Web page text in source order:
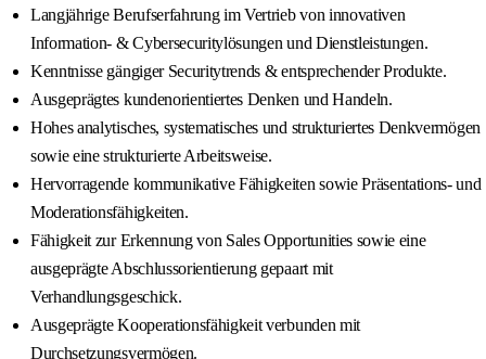
Langjährige Berufserfahrung im Vertrieb von innovativen
Information- & Cybersecuritylösungen und Dienstleistungen.
Kenntnisse gängiger Securitytrends & entsprechender Produkte.
Ausgeprägtes kundenorientiertes Denken und Handeln.
Hohes analytisches, systematisches und strukturiertes Denkvermögen
sowie eine strukturierte Arbeitsweise.
Hervorragende kommunikative Fähigkeiten sowie Präsentations- und
Moderationsfähigkeiten.
Fähigkeit zur Erkennung von Sales Opportunities sowie eine
ausgeprägte Abschlussorientierung gepaart mit
Verhandlungsgeschick.
Ausgeprägte Kooperationsfähigkeit verbunden mit
Durchsetzungsvermögen.